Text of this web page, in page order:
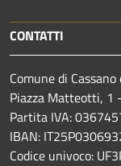
CONTATTI
Comune di Cassano
Piazza Matteotti, 1
Partita IVA:
IBAN:
Codice univoco: